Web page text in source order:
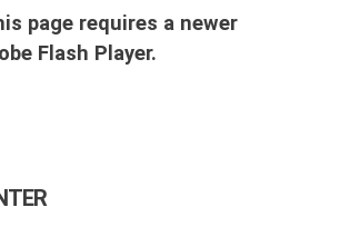
page requires a newer
Flash Player.